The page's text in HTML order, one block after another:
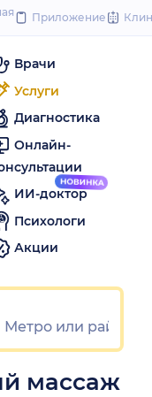
to
Приложение
Врачи
Услуги
Диагностика
Онлайн-
ИИ-доктор
Психологи
Акции
массаж